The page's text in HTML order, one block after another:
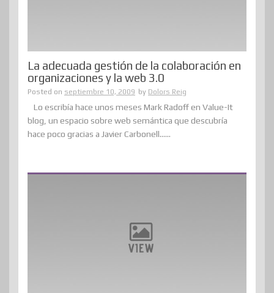
La adecuada gestión de la colaboración en
organizaciones y la web 3.0
Posted on septiembre 10, 2009 by Dolors Reig
Lo escribía hace unos meses Mark Radoff en Value-It
blog, un espacio sobre web semántica que descubría
hace poco gracias a Javier Carbonell......